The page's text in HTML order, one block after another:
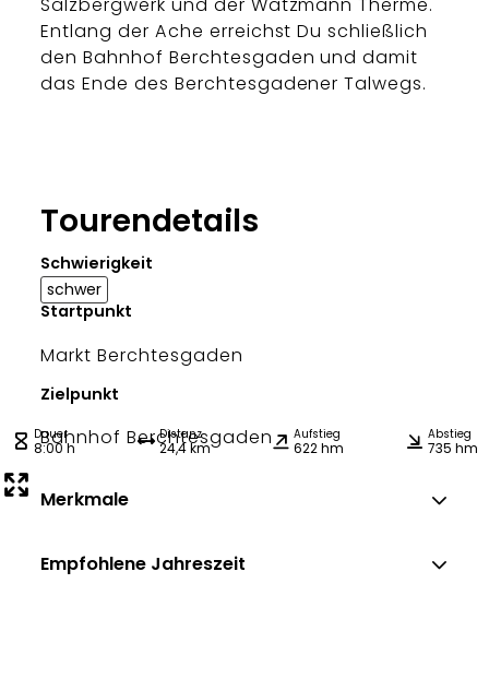
Salzbergwerk und der Watzmann Therme.
Entlang der Ache erreichst Du schließlich
den Bahnhof Berchtesgaden und damit
das Ende des Berchtesgadener Talwegs.
Tourendetails
Schwierigkeit
schwer
Startpunkt
Markt Berchtesgaden
Zielpunkt
Bahnhof Berchtesgaden
Dauer
8:00 h
Distanz
24,4 km
Aufstieg
622 hm
Abstieg
735 hm
Merkmale
Empfohlene Jahreszeit